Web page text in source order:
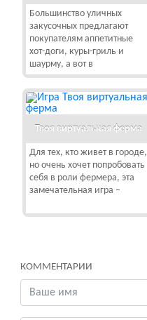
Большинство уличных
закусочных предлагают
покупателям аппетитные
хот-доги, куры-гриль и
шаурму, а вот в
Твоя виртуальная ферма
Для тех, кто живет в городе,
но очень хочет попробовать
себя в роли фермера, эта
замечательная игра –
КОММЕНТАРИИ